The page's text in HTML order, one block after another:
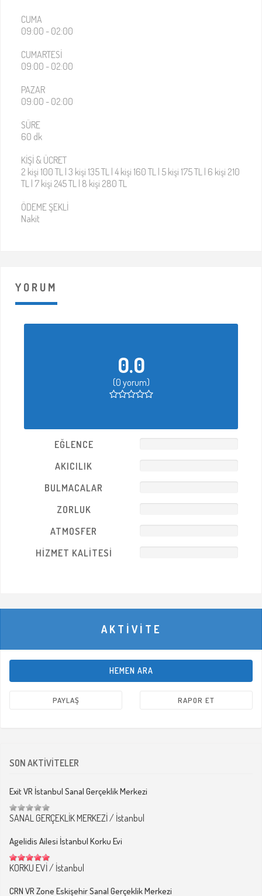
Şirinevler – No: 21 İstanbul
Korku Evi
Esscaper Korku Evi
CUMA
09:00 - 02:00
CUMARTESI
09:00 - 02:00
PAZAR
09:00 - 02:00
SÜRE
60 dk
KIŞI & ÜCRET
2 kişi 100 TL | 3 kişi 135 TL | 4 kişi 160 TL | 5 kişi 175 TL | 6 kişi 210
TL | 7 kişi 245 TL | 8 kişi 280 TL
ÖDEME ŞEKLI
Nakit
YORUM
0.0
(0 yorum)
EĞLENCE
AKICILIK
BULMACALAR
ZORLUK
ATMOSFER
HIZMET KALITESI
AKTİVİTE
HEMEN ARA
PAYLAŞ RAPOR ET
SON AKTİVİTELER
Exit VR İstanbul Sanal Gerçeklik Merkezi
SANAL GERÇEKLİK MERKEZİ/ İstanbul
Agelidis Ailesi İstanbul Korku Evi
KORKU EVİ/ İstanbul
CRN VR Zone Eskişehir Sanal Gerçeklik Merkezi